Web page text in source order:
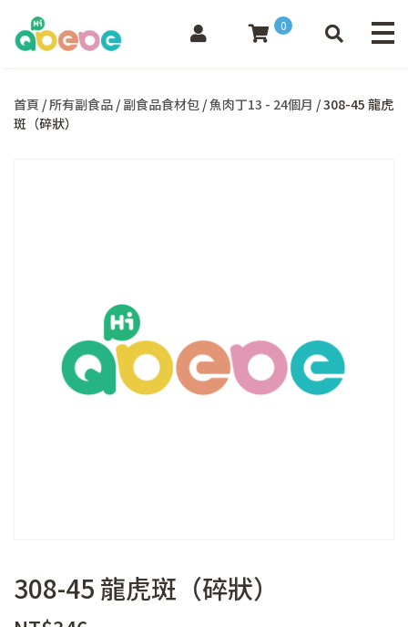
0
首頁 / 所有副食品 / 副食品食材包 /魚肉丁13 - 24個月 / 308-45 龍虎
斑（碎狀）
308-45 龍虎斑（碎狀）